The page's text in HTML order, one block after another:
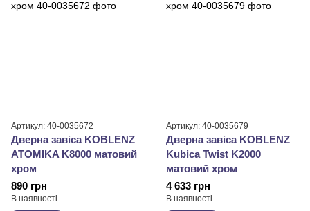
Артикул: 40-0035672
Дверна завіса KOBLENZ
ATOMIKA K8000 матовий
хром
890 грн
В наявності
Артикул: 40-0035679
Дверна завіса KOBLENZ
Kubica Twist K2000
матовий хром
4 633 грн
В наявності